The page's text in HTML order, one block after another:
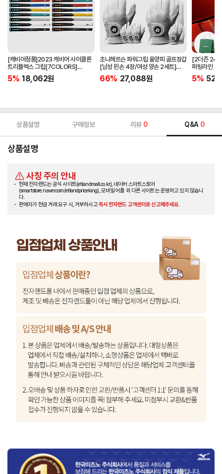
[캐비어정품]2023 캐비어 사이클론
트리플렉스 그립[7COLORS]
[라운드][39g/42g/46g/50g]
[R/S 토크]
5% 18,062원
조니헤르슨 파워그립 올양피 골프장갑
[남성 왼손 4장/여성 양손 2세트]
[화이트][케이스포함]
66% 27,088원
[2더즌 24
퍼팅라인 고
골프
5%
상품설명 구매정보 리뷰 0 Q&A 0
상품설명
사칭 주의 안내
현재 전자랜드는 공식 사이트(etlandmall.co.kr), 네이버 스마트스토어
(smartstore.naver.com/etlandpriceking), 모바일 어플 외 다른 사이트는 운영하고 있지 않습니
다.
판매자가 현금 거래 요구 시, 거부하시고즉시 전자랜드 고객센터로 신고해주세요.